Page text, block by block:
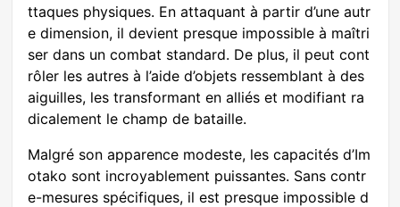
ttaques physiques. En attaquant à partir d’une autr
e dimension, il devient presque impossible à maîtri
ser dans un combat standard. De plus, il peut cont
rôler les autres à l’aide d’objets ressemblant à des
aiguilles, les transformant en alliés et modifiant ra
dicalement le champ de bataille.
Malgré son apparence modeste, les capacités d’Im
otako sont incroyablement puissantes. Sans contr
e-mesures spécifiques, il est presque impossible d